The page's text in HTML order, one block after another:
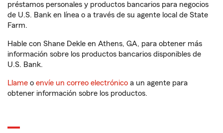
préstamos personales y productos bancarios para negocios
de U.S. Bank en línea o a través de su agente local de State
Farm.
Hable con Shane Dekle en Athens, GA, para obtener más
información sobre los productos bancarios disponibles de
U.S. Bank.
Llame o envíe un correo electrónico a un agente para
obtener información sobre los productos.